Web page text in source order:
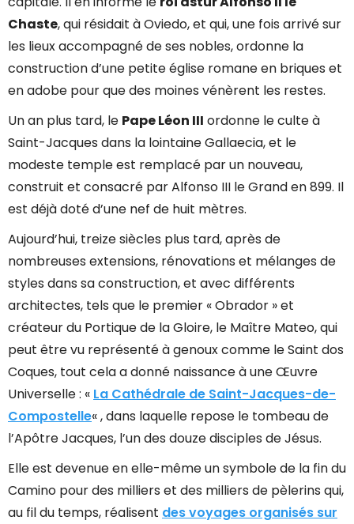
Chaste, qui résidait à Oviedo, et qui, une fois arrivé sur
les lieux accompagné de ses nobles, ordonne la
construction d’une petite église romane en briques et
en adobe pour que des moines vénèrent les restes.
Un an plus tard, le Pape Léon III ordonne le culte à
Saint-Jacques dans la lointaine Gallaecia, et le
modeste temple est remplacé par un nouveau,
construit et consacré par Alfonso III le Grand en 899. Il
est déjà doté d’une nef de huit mètres.
Aujourd’hui, treize siècles plus tard, après de
nombreuses extensions, rénovations et mélanges de
styles dans sa construction, et avec différents
architectes, tels que le premier « Obrador » et
créateur du Portique de la Gloire, le Maître Mateo, qui
peut être vu représenté à genoux comme le Saint dos
Coques, tout cela a donné naissance à une Œuvre
Universelle : « La Cathédrale de Saint-Jacques-de-
Compostelle« , dans laquelle repose le tombeau de
l’Apôtre Jacques, l’un des douze disciples de Jésus.
Elle est devenue en elle-même un symbole de la fin du
Camino pour des milliers et des milliers de pèlerins qui,
au fil du temps, réalisent des voyages organisés sur